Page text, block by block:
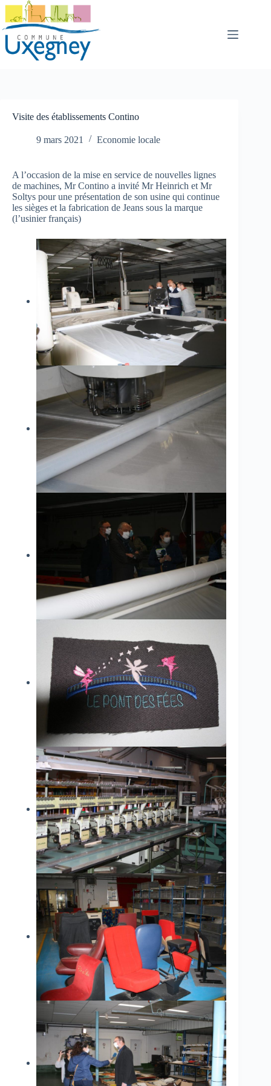
Passer
contenu
Visite des établissements Contino
9 mars 2021 Economie locale
A l’occasion de la mise en service de nouvelles lignes
de machines, Mr Contino a invité Mr Heinrich et Mr
Soltys pour une présentation de son usine qui continue
les sièges et la fabrication de Jeans sous la marque
(l’usinier français)